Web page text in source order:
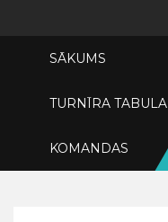
SĀKUMS
TURNĪRA TABULA
KOMANDAS